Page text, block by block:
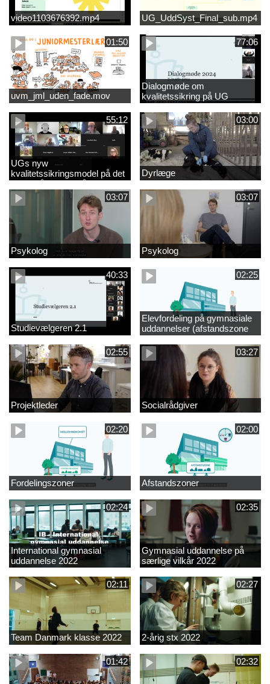
video1103676392.mp4 UG_UddSyst_Final_sub.mp4
01:50
uvm_jml_uden_fade.mov
77:06
Dialogmøde om
kvalitetssikring på UG
55:12
UGs nyw
kvalitetssikringsmodel på det
videregående område
03:00
Dyrlæge
03:07
Psykolog
03:07
Psykolog
40:33
Studievælgeren 2.1
02:25
Elevfordeling på gymnasiale
uddannelser (afstandszone
redigeret)
02:55
Projektleder
03:27
Socialrådgiver
02:20
Fordelingszoner
02:00
Afstandszoner
02:24
International gymnasial
uddannelse 2022
02:35
Gymnasial uddannelse på
særlige vilkår 2022
02:11
Team Danmark klasse 2022
02:27
2-årig stx 2022
01:42 02:32